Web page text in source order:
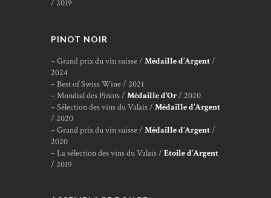
/ 2019
PINOT NOIR
– Grand prix du vin suisse / Médaille d’Argent/
2024
– Best of Swiss Wine / 2021
– Mondial des Pinots / Médaille d’Or/ 2020
– Sélection des vins du Valais / Médaille d’Argent
/ 2020
– Grand prix du vin suisse / Médaille d’Argent/
2020
– La sélection des vins du Valais / Etoile d’Argent
/ 2019